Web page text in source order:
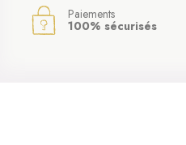
Paiements
100% sécurisés